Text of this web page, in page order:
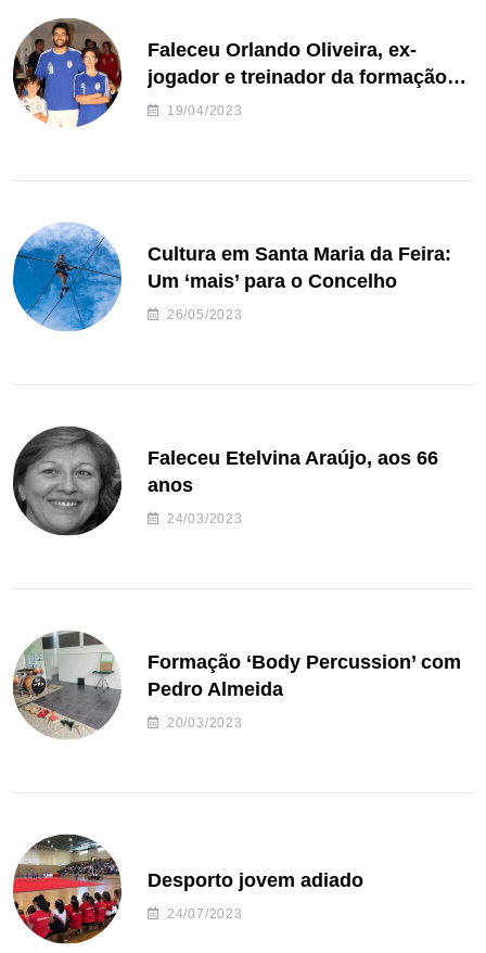
Faleceu Orlando Oliveira, ex-
jogador e treinador da formação
de andebol do Feirense
19/04/2023
Cultura em Santa Maria da Feira:
Um ‘mais’ para o Concelho
26/05/2023
Faleceu Etelvina Araújo, aos 66
anos
24/03/2023
Formação ‘Body Percussion’ com
Pedro Almeida
20/03/2023
Desporto jovem adiado
24/07/2023